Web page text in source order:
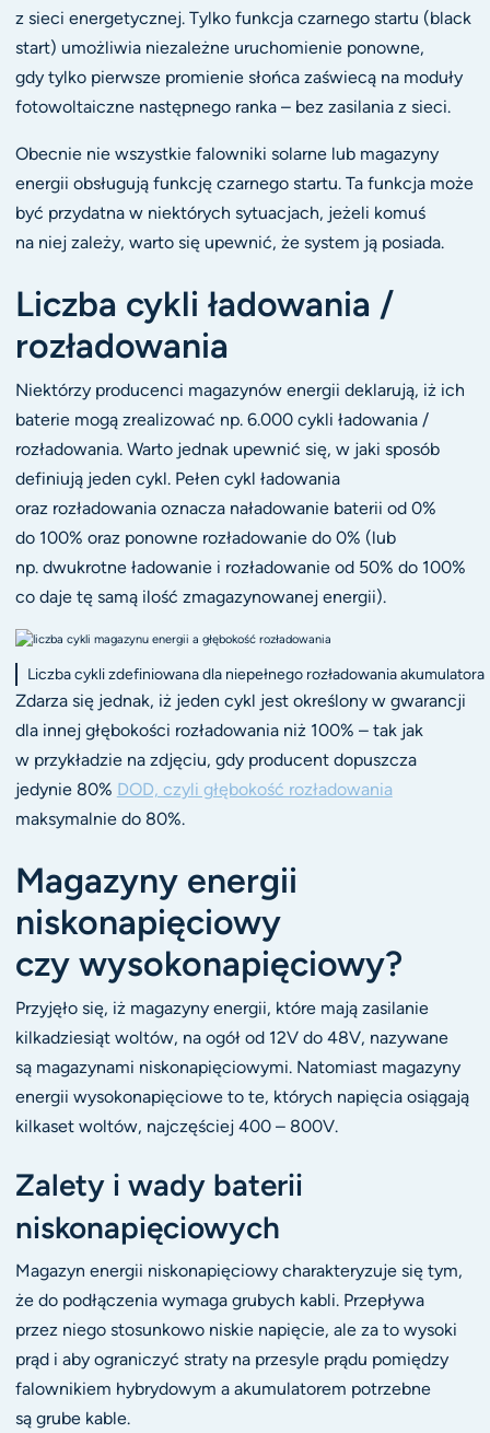
z sieci energetycznej. Tylko funkcja czarnego startu (black
start) umożliwia niezależne uruchomienie ponowne,
gdy tylko pierwsze promienie słońca zaświecą na moduły
fotowoltaiczne następnego ranka – bez zasilania z sieci.
Obecnie nie wszystkie falowniki solarne lub magazyny
energii obsługują funkcję czarnego startu. Ta funkcja może
być przydatna w niektórych sytuacjach, jeżeli komuś
na niej zależy, warto się upewnić, że system ją posiada.
Liczba cykli ładowania /
rozładowania
Niektórzy producenci magazynów energii deklarują, iż ich
baterie mogą zrealizować np. 6.000 cykli ładowania /
rozładowania. Warto jednak upewnić się, w jaki sposób
definiują jeden cykl. Pełen cykl ładowania
oraz rozładowania oznacza naładowanie baterii od 0%
do 100% oraz ponowne rozładowanie do 0% (lub
np. dwukrotne ładowanie i rozładowanie od 50% do 100%
co daje tę samą ilość zmagazynowanej energii).
Liczba cykli zdefiniowana dla niepełnego rozładowania akumulatora
Zdarza się jednak, iż jeden cykl jest określony w gwarancji
dla innej głębokości rozładowania niż 100% – tak jak
w przykładzie na zdjęciu, gdy producent dopuszcza
jedynie 80% DOD, czyli głębokość rozładowania
maksymalnie do 80%.
Magazyny energii
niskonapięciowy
czy wysokonapięciowy?
Przyjęło się, iż magazyny energii, które mają zasilanie
kilkadziesiąt woltów, na ogół od 12V do 48V, nazywane
są magazynami niskonapięciowymi. Natomiast magazyny
energii wysokonapięciowe to te, których napięcia osiągają
kilkaset woltów, najczęściej 400 – 800V.
Zalety i wady baterii
niskonapięciowych
Magazyn energii niskonapięciowy charakteryzuje się tym,
że do podłączenia wymaga grubych kabli. Przepływa
przez niego stosunkowo niskie napięcie, ale za to wysoki
prąd i aby ograniczyć straty na przesyle prądu pomiędzy
falownikiem hybrydowym a akumulatorem potrzebne
są grube kable.